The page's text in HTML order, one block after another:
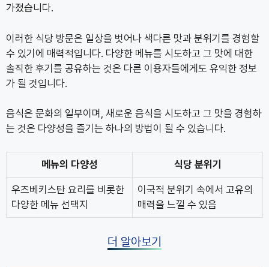
가졌습니다.
이러한 식당 방문은 일상을 벗어나 색다른 맛과 분위기를 경험할
수 있기에 매력적입니다. 다양한 메뉴를 시도하고 그 맛에 대한
솔직한 후기를 공유하는 것은 다른 이용자들에게도 유익한 정보
가 될 것입니다.
음식은 문화의 일부이며, 새로운 음식을 시도하고 그 맛을 경험하
는 것은 다양성을 즐기는 하나의 방법이 될 수 있습니다.
메뉴의 다양성 식당 분위기
우즈베키스탄 요리를 비롯한
다양한 메뉴 선택지
이국적 분위기 속에서 고유의
매력을 느낄 수 있음
더 알아보기